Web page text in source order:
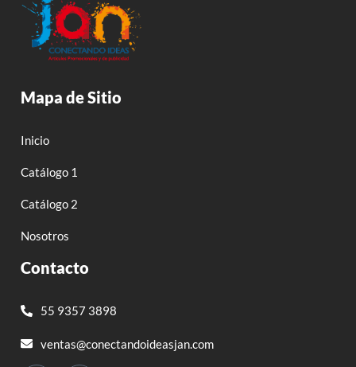
Mapa de Sitio
Inicio
Catálogo 1
Catálogo 2
Nosotros
Contacto
55 9357 3898
ventas@conectandoideasjan.com